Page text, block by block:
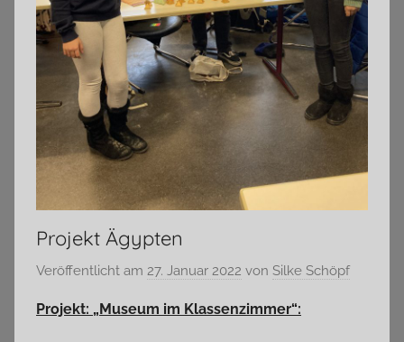
Projekt Ägypten
Veröffentlicht am 27. Januar 2022 von Silke Schöpf
Projekt: „Museum im Klassenzimmer“: